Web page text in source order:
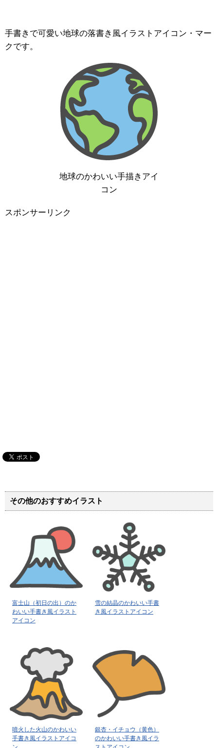
手書きで可愛い地球の落書き風イラストアイコン・マー
クです。
地球のかわいい手描きアイ
コン
スポンサーリンク
その他のおすすめイラスト
富士山（初日の出）のか
わいい手書き風イラスト
アイコン
雪の結晶のかわいい手書
き風イラストアイコン
噴火した火山のかわいい
手書き風イラストアイコ
銀杏・イチョウ（黄色）
のかわいい手書き風イラ